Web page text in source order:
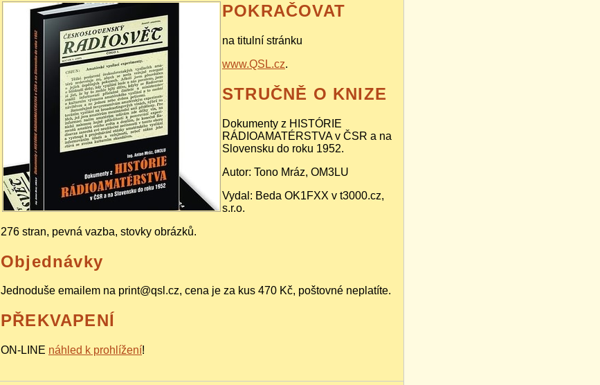
POKRAČOVAT
na titulní stránku
www.QSL.cz.
STRUČNĚ O KNIZE
Dokumenty z HISTÓRIE
RÁDIOAMATÉRSTVA v ČSR a na
Slovensku do roku 1952.
Autor: Tono Mráz, OM3LU
Vydal: Beda OK1FXX v t3000.cz,
s.r.o.
276 stran, pevná vazba, stovky obrázků.
Objednávky
Jednoduše emailem na print@qsl.cz, cena je za kus 470 Kč, poštovné neplatíte.
PŘEKVAPENÍ
ON-LINE náhled k prohlížení!